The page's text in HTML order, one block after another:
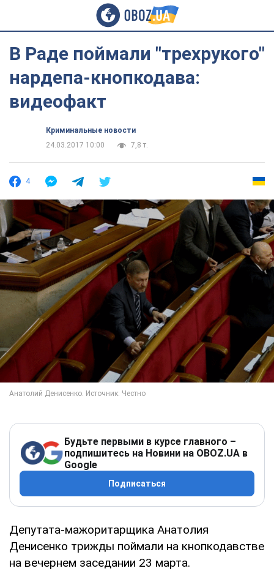
В Раде поймали "трехрукого"
нардепа-кнопкодава:
видеофакт
Криминальные новости
24.03.2017 10:00
7,8 т.
4
Будьте первыми в курсе главного –
подпишитесь на Новини на OBOZ.UA в
Google
Подписаться
Депутата-мажоритарщика Анатолия
Денисенко трижды поймали на кнопкодавстве
на вечернем заседании 23 марта.